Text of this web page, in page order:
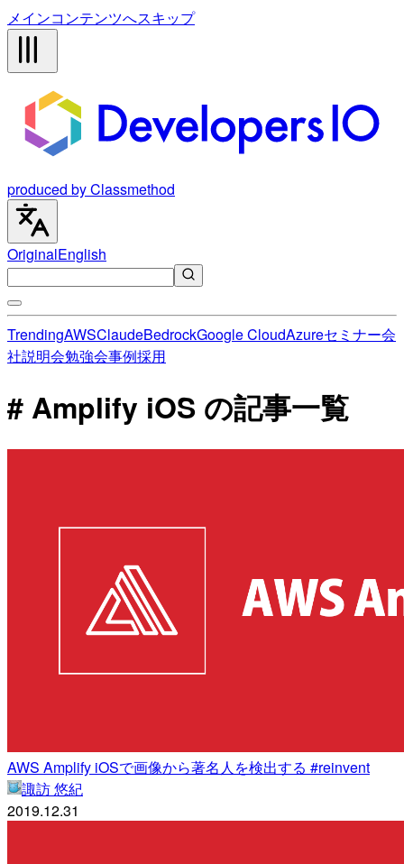
メインコンテンツへスキップ
produced by Classmethod
OriginalEnglish
TrendingAWSClaudeBedrockGoogle CloudAzureセミナー会
社説明会勉強会事例採用
# Amplify iOS の記事一覧
AWS Amplify iOSで画像から著名人を検出する #reinvent
諏訪 悠紀
2019.12.31